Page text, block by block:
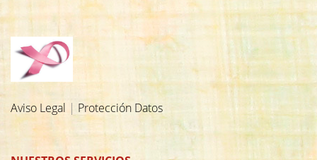
Aviso Legal | Protección Datos